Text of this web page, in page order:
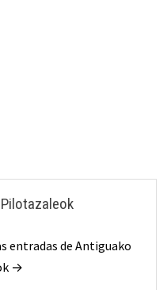
entradas de Antiguako
→